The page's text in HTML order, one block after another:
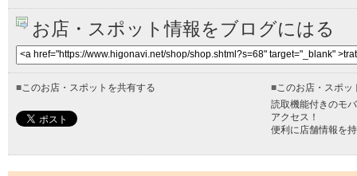
お店・スポット情報をブログにはる
■ このお店・スポットを共有する ■ このお店・スポ
読取機能付きのモ
アクセス！
便利に店舗情報を